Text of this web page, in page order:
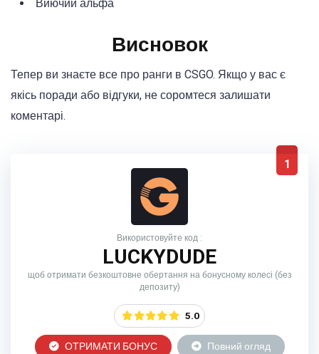
Виючий альфа
Висновок
Тепер ви знаєте все про ранги в CSGO. Якщо у вас є
якісь поради або відгуки, не соромтеся залишати
коментарі.
1
Використовуйте код :
LUCKYDUDE
щоб отримати безкоштовне обертання на бонусному колесі (без
депозиту)
5.0
ОТРИМАТИ БОНУС Повний огляд